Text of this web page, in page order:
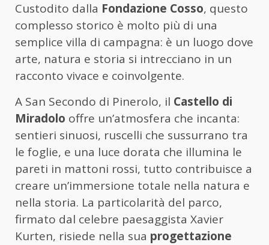
Custodito dalla Fondazione Cosso, questo
complesso storico è molto più di una
semplice villa di campagna: è un luogo dove
arte, natura e storia si intrecciano in un
racconto vivace e coinvolgente.
A San Secondo di Pinerolo, il Castello di
Miradolo offre un’atmosfera che incanta:
sentieri sinuosi, ruscelli che sussurrano tra
le foglie, e una luce dorata che illumina le
pareti in mattoni rossi, tutto contribuisce a
creare un’immersione totale nella natura e
nella storia. La particolarità del parco,
firmato dal celebre paesaggista Xavier
Kurten, risiede nella sua progettazione